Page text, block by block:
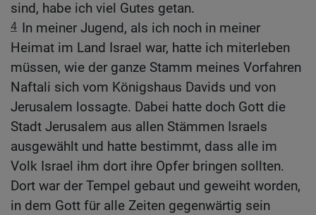
sind, habe ich viel Gutes getan.
4 In meiner Jugend, als ich noch in meiner
Heimat im Land Israel war, hatte ich miterleben
müssen, wie der ganze Stamm meines Vorfahren
Naftali sich vom Königshaus Davids und von
Jerusalem lossagte. Dabei hatte doch Gott die
Stadt Jerusalem aus allen Stämmen Israels
ausgewählt und hatte bestimmt, dass alle im
Volk Israel ihm dort ihre Opfer bringen sollten.
Dort war der Tempel gebaut und geweiht worden,
in dem Gott für alle Zeiten gegenwärtig sein